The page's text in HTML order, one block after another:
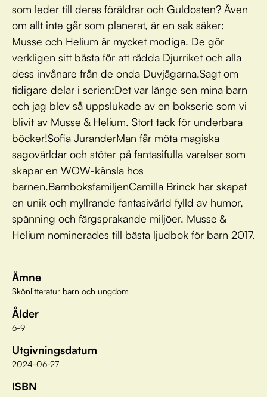
som leder till deras föräldrar och Guldosten? Även
om allt inte går som planerat, är en sak säker:
Musse och Helium är mycket modiga. De gör
verkligen sitt bästa för att rädda Djurriket och alla
dess invånare från de onda Duvjägarna.Sagt om
tidigare delar i serien:Det var länge sen mina barn
och jag blev så uppslukade av en bokserie som vi
blivit av Musse & Helium. Stort tack för underbara
böcker!Sofia JuranderMan får möta magiska
sagovärldar och stöter på fantasifulla varelser som
skapar en WOW-känsla hos
barnen.BarnboksfamiljenCamilla Brinck har skapat
en unik och myllrande fantasivärld fylld av humor,
spänning och färgsprakande miljöer. Musse &
Helium nominerades till bästa ljudbok för barn 2017.
Ämne
Skönlitteratur barn och ungdom
Ålder
6-9
Utgivningsdatum
2024-06-27
ISBN